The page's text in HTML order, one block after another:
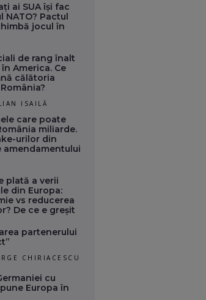
ai SUA își fac
NATO? Pactul
jocul în
de rang înalt
America. Ce
călătoria
ISAILĂ
care poate
miliarde.
urilor din
amendamentului
plată a verii
din Europa:
vs reducerea
De ce e greșit
partenerului
CHIRIACESCU
cu
Europa în